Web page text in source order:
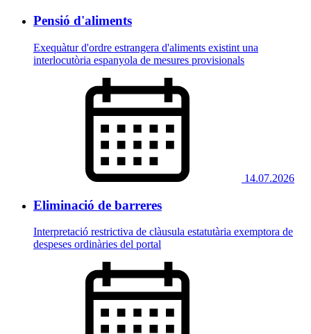
Pensió d'aliments
Exequàtur d'ordre estrangera d'aliments existint una
interlocutòria espanyola de mesures provisionals
14.07.2026
Eliminació de barreres
Interpretació restrictiva de clàusula estatutària exemptora de
despeses ordinàries del portal